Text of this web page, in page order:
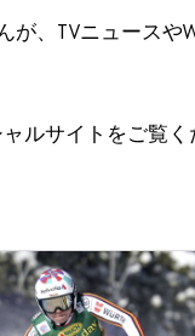
、TVニュースや
ルサイトをご覧く